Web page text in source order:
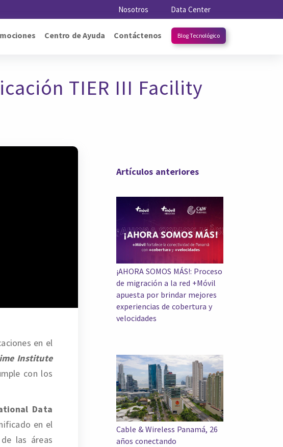
Nosotros Data Center
Centro de Ayuda Contáctenos Blog Tecnológico
TIER III Facility
en el
Institute
con los
Data
en el
las áreas
Artículos anteriores
¡AHORA SOMOS MÁS!: Proceso
de migración a la red +Móvil
apuesta por brindar mejores
experiencias de cobertura y
velocidades
Cable & Wireless Panamá, 26
años conectando